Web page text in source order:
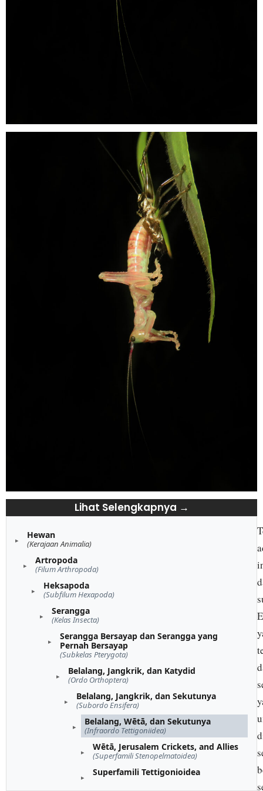
Lihat Selengkapnya →
Hewan
(Kerajaan Animalia)
Artropoda
(Filum Arthropoda)
Heksapoda
(Subfilum Hexapoda)
Serangga
(Kelas Insecta)
Serangga Bersayap dan Serangga yang
Pernah Bersayap
(Subkelas Pterygota)
Belalang, Jangkrik, dan Katydid
(Ordo Orthoptera)
Belalang, Jangkrik, dan Sekutunya
(Subordo Ensifera)
Belalang, Wētā, dan Sekutunya
(Infraordo Tettigoniidea)
Wētā, Jerusalem Crickets, and Allies
(Superfamili Stenopelmatoidea)
Superfamili Tettigonioidea